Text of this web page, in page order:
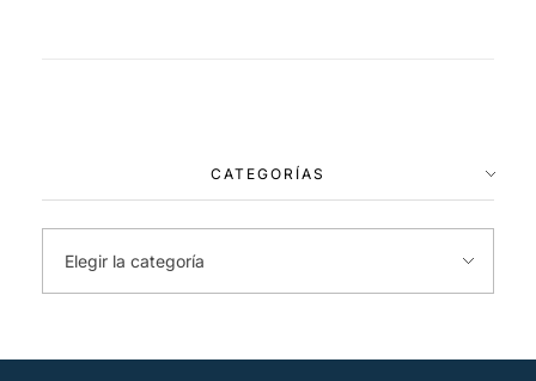
CATEGORÍAS